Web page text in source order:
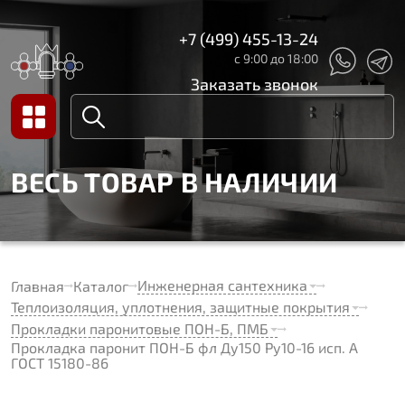
+7 (499) 455-13-24
с 9:00 до 18:00
Заказать звонок
ВЕСЬ ТОВАР В НАЛИЧИИ
Главная Каталог Инженерная сантехника
Теплоизоляция, уплотнения, защитные покрытия
Прокладки паронитовые ПОН-Б, ПМБ
Прокладка паронит ПОН-Б фл Ду150 Ру10-16 исп. А
ГОСТ 15180-86